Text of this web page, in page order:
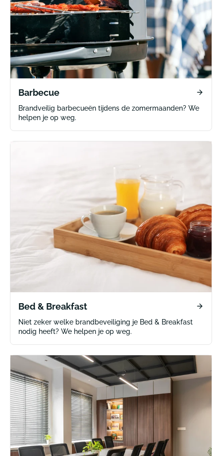
Barbecue
Brandveilig barbecueën tijdens de zomermaanden? We
helpen je op weg.
Bed & Breakfast
Niet zeker welke brandbeveiliging je Bed & Breakfast
nodig heeft? We helpen je op weg.